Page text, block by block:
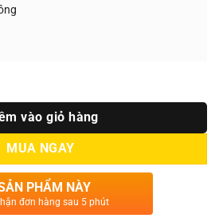
vào giỏ hàng
MUA NGAY
PHẨM NÀY
đơn hàng sau 5 phút